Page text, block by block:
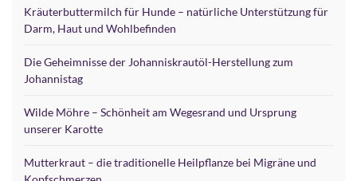
Kräuterbuttermilch für Hunde – natürliche Unterstützung für
Darm, Haut und Wohlbefinden
Die Geheimnisse der Johanniskrautöl-Herstellung zum
Johannistag
Wilde Möhre – Schönheit am Wegesrand und Ursprung
unserer Karotte
Mutterkraut – die traditionelle Heilpflanze bei Migräne und